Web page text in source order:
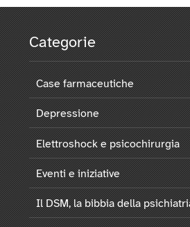
Categorie
Case farmaceutiche
Depressione
Elettroshock e psicochirurgia
Eventi e iniziative
Il DSM, la bibbia della